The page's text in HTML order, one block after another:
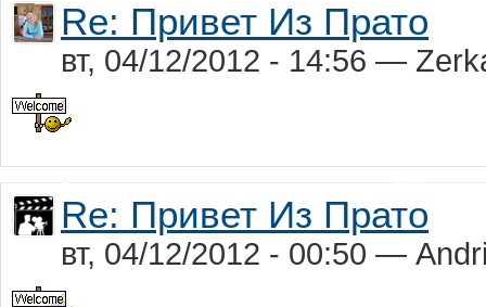
Re: Привет Из Прато
вт, 04/12/2012 - 14:56 —
Re: Привет Из Прато
вт, 04/12/2012 - 00:50 —